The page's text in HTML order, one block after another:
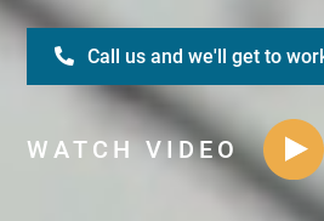
Call us and we'll get to
WATCH VIDEO